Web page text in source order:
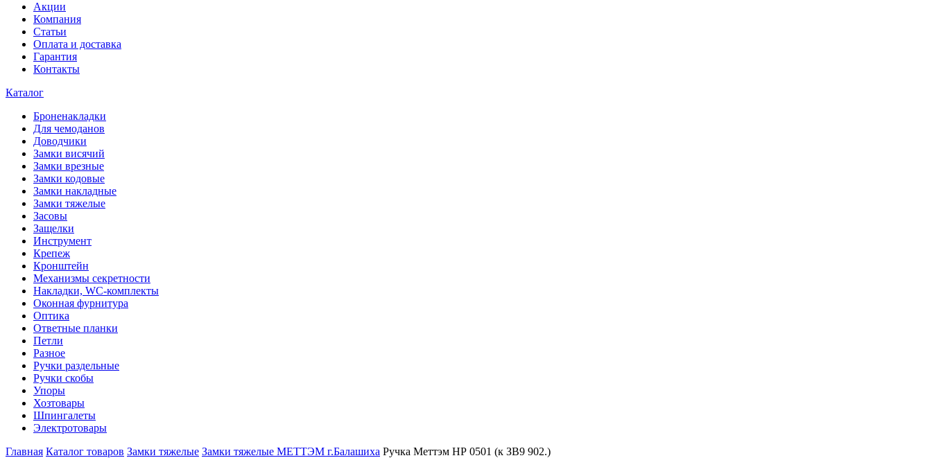
Акции
Компания
Статьи
Оплата и доставка
Гарантия
Контакты
Каталог
Броненакладки
Для чемоданов
Доводчики
Замки висячий
Замки врезные
Замки кодовые
Замки накладные
Замки тяжелые
Засовы
Защелки
Инструмент
Крепеж
Кронштейн
Механизмы секретности
Накладки, WC-комплекты
Оконная фурнитура
Оптика
Ответные планки
Петли
Разное
Ручки раздельные
Ручки скобы
Упоры
Хозтовары
Шпингалеты
Электротовары
Главная Каталог товаров Замки тяжелые Замки тяжелые МЕТТЭМ г.Балашиха Ручка Меттэм НР 0501 (к ЗВ9 902.)